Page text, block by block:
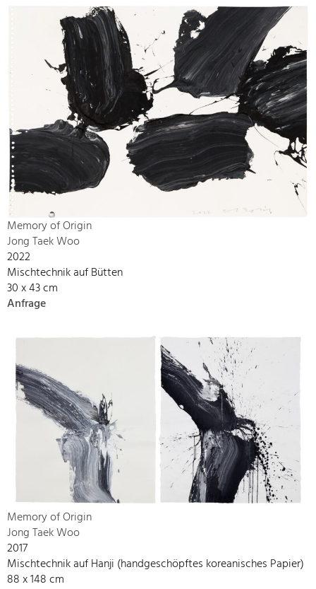
Memory of Origin
Jong Taek Woo
2022
Mischtechnik auf Bütten
30 x 43 cm
Anfrage
Memory of Origin
Jong Taek Woo
2017
Mischtechnik auf Hanji (handgeschöpftes koreanisches Papier)
88 x 148 cm